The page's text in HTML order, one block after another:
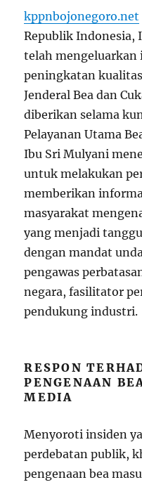
kppnbojonegoro.net
Republik Indonesia,
telah
peningkatan
Jenderal Bea dan
diberikan selama
Pelayanan Utama
Ibu Sri Mulyani
untuk melakukan
memberikan
masyarakat
yang menjadi
dengan mandat
pengawas
negara, fasilitator
pendukung industri.
RESPON
PENGENAAN
MEDIA
Menyoroti insiden
perdebatan publik,
pengenaan bea